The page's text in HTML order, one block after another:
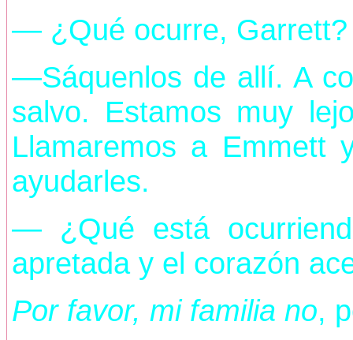
— ¿Qué ocurre,
—Sáquenlos de allí. A
salvo. Estamos muy
Llamaremos a Emmett
ayudarles.
— ¿Qué está
apretada y el corazón
Por favor, mi familia no,